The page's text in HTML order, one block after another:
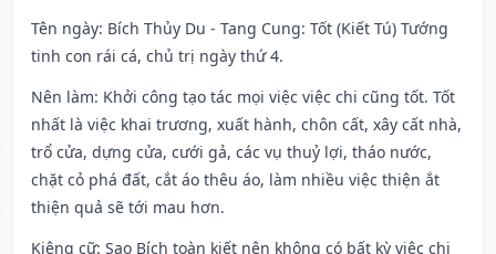
Tên ngày: Bích Thủy Du - Tang Cung: Tốt (Kiết Tú) Tướng
tinh con rái cá, chủ trị ngày thứ 4.
Nên làm: Khởi công tạo tác mọi việc việc chi cũng tốt. Tốt
nhất là việc khai trương, xuất hành, chôn cất, xây cất nhà,
trổ cửa, dựng cửa, cưới gả, các vụ thuỷ lợi, tháo nước,
chặt cỏ phá đất, cắt áo thêu áo, làm nhiều việc thiện ắt
thiện quả sẽ tới mau hơn.
Kiêng cữ: Sao Bích toàn kiết nên không có bất kỳ việc chi